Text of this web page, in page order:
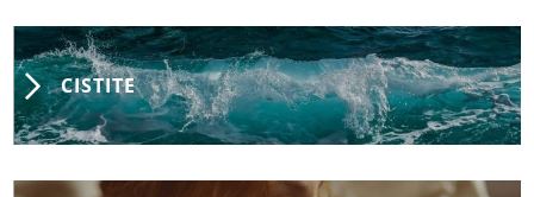
CISTITE